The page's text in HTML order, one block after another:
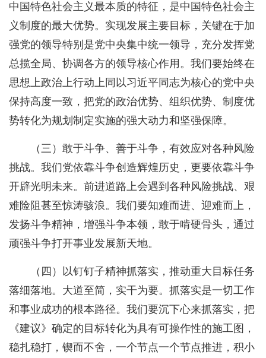
中国特色社会主义最本质的特征，是中国特色社会主
义制度的最大优势。实现发展主要目标，关键在于加
强党的领导特别是党中央集中统一领导，充分发挥党
总揽全局、协调各方的领导核心作用。我们要始终在
思想上政治上行动上同以习近平同志为核心的党中央
保持高度一致，把党的政治优势、组织优势、制度优
势转化为规划制定实施的强大动力和坚强保障。
（三）敢于斗争、善于斗争，有效应对各种风险
挑战。我们党依靠斗争创造辉煌历史，更要依靠斗争
开辟光明未来。前进道路上会遇到各种风险挑战、艰
难险阻甚至惊涛骇浪。我们要知难而进、迎难而上，
发扬斗争精神，增强斗争本领，敢于啃硬骨头，通过
顽强斗争打开事业发展新天地。
（四）以钉钉子精神抓落实，推动重大目标任务
落细落地。大道至简，实干为要。抓落实是一切工作
和事业成功的根本路径。我们要沉下心来抓落实，把
《建议》确定的目标转化为具有可操作性的施工图，
稳扎稳打，锲而不舍，一个节点一个节点推进，积小